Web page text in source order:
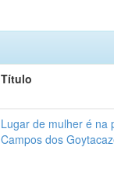
Título
Lugar de mulher é na
Campos dos